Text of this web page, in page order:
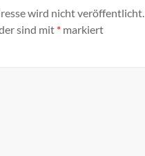
wird nicht veröffentlicht.
sind mit *markiert